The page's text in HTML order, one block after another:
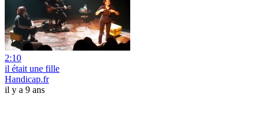
2:10
il était une fille
Handicap.fr
il y a 9 ans